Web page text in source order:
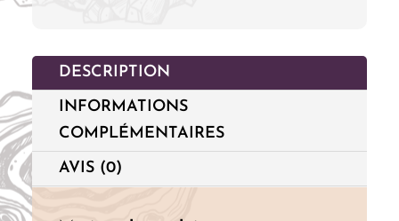
Sauge
DESCRIPTION
INFORMATIONS
COMPLÉMENTAIRES
AVIS (0)